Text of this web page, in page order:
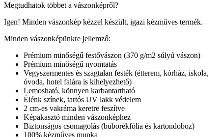
Megtudhatok többet a vászonképről?
Igen! Minden vászonkép kézzel készült, igazi kézműves termék.
Minden vászonképünkre jellemző:
Prémium minőségű festővászon (370 g/m2 súlyú vászon)
Prémium minőségű nyomtatás
Vegyszermentes és szagtalan festék (étterem, kórház, iskola,
óvoda, hotel falára is kihelyezhető)
Lemosható, könnyen karbantartható
Élénk színek, tartós UV lakk védelem
2 cm-es vakráma keretre feszítve
Képakasztó minden vászonképhez
Biztonságos csomagolás (buborékfólia és kartondoboz)
100% kézműves munka